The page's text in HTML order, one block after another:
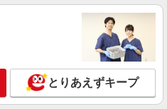
とりあえずキープ